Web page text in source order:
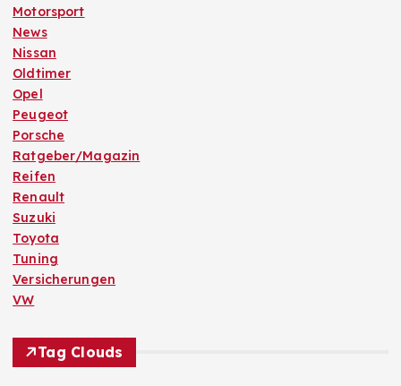
Motorsport
News
Nissan
Oldtimer
Opel
Peugeot
Porsche
Ratgeber/Magazin
Reifen
Renault
Suzuki
Toyota
Tuning
Versicherungen
VW
Tag Clouds